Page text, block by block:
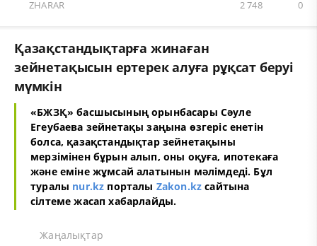
ZHARAR 0
2 748
Қазақстандықтарға жинаған
зейнетақысын ертерек алуға рұқсат беруі
мүмкін
«БЖЗҚ» басшысының орынбасары Сәуле
Егеубаева зейнетақы заңына өзгеріс енетін
болса, қазақстандықтар зейнетақыны
мерзімінен бұрын алып, оны оқуға, ипотекаға
және еміне жұмсай алатынын мәлімдеді. Бұл
туралы nur.kz порталы Zakon.kz сайтына
сілтеме жасап хабарлайды.
Жаңалықтар